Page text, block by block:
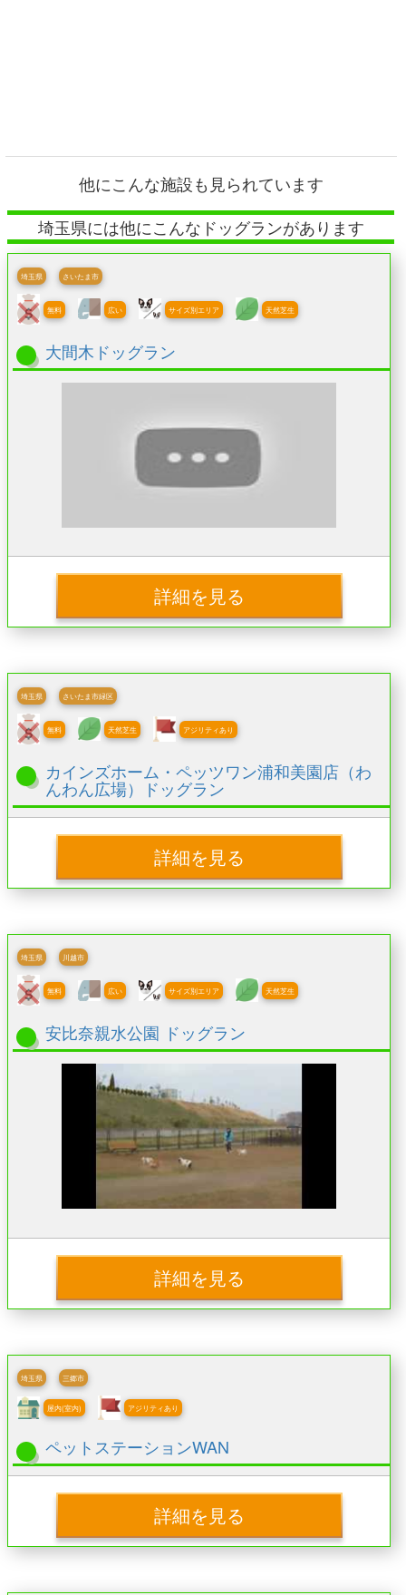
他にこんな施設も見られています
埼玉県には他にこんなドッグランがあります
埼玉県 さいたま市
無料 広い サイズ別エリア 天然芝生
大間木ドッグラン
詳細を見る
埼玉県 さいたま市緑区
無料 天然芝生 アジリティあり
カインズホーム・ペッツワン浦和美園店（わ
んわん広場）ドッグラン
詳細を見る
埼玉県 川越市
無料 広い サイズ別エリア 天然芝生
安比奈親水公園 ドッグラン
詳細を見る
埼玉県 三郷市
屋内(室内) アジリティあり
ペットステーションWAN
詳細を見る